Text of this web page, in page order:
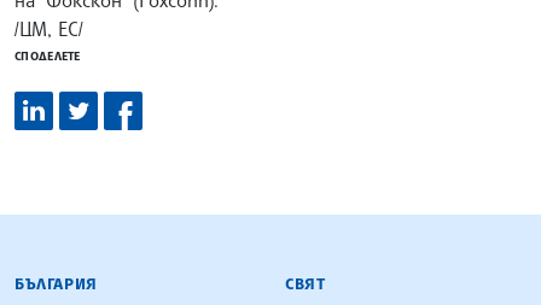
/ЦМ, ЕС/
СПОДЕЛЕТЕ
БЪЛГАРСКА ТЕЛЕГРАФНА АГЕНЦИЯ
БЪЛГАРИЯ СВЯТ